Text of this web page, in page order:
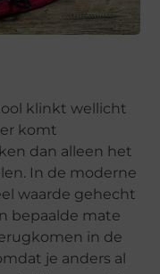
klinkt wellicht
komt
dan alleen het
In de moderne
waarde gehecht
bepaalde mate
in de
je anders al